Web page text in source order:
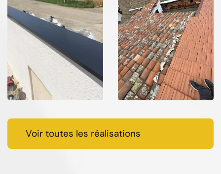
Voir toutes les réalisations